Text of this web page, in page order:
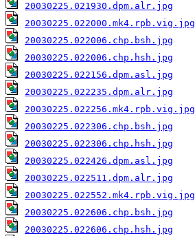
20030225.021930.dpm.alr.jpg
20030225.022000.mk4.rpb.vig.jpg
20030225.022006.chp.bsh.jpg
20030225.022006.chp.hsh.jpg
20030225.022156.dpm.asl.jpg
20030225.022235.dpm.alr.jpg
20030225.022256.mk4.rpb.vig.jpg
20030225.022306.chp.bsh.jpg
20030225.022306.chp.hsh.jpg
20030225.022426.dpm.asl.jpg
20030225.022511.dpm.alr.jpg
20030225.022552.mk4.rpb.vig.jpg
20030225.022606.chp.bsh.jpg
20030225.022606.chp.hsh.jpg